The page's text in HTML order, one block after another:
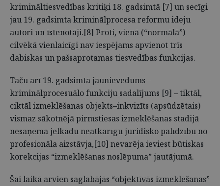
krimināltiesvedības kritiķi 18. gadsimtā [7] un secīgi
jau 19. gadsimta kriminālprocesa reformu ideju
autori un īstenotāji.[8] Proti, vienā (“normālā”)
cilvēkā vienlaicīgi nav iespējams apvienot trīs
dabiskas un pašsaprotamas tiesvedības funkcijas.
Taču arī 19. gadsimta jaunievedums –
kriminālprocesuālo funkciju sadalījums [9] – tiktāl,
ciktāl izmeklēšanas objekts–inkvizīts (apsūdzētais)
vismaz sākotnējā pirmstiesas izmeklēšanas stadijā
nesaņēma jelkādu neatkarīgu juridisko palīdzību no
profesionāla aizstāvja,[10] nevarēja ieviest būtiskas
korekcijas “izmeklēšanas noslēpuma” jautājumā.
Šai laikā arvien saglabājās “objektīvās izmeklēšanas”